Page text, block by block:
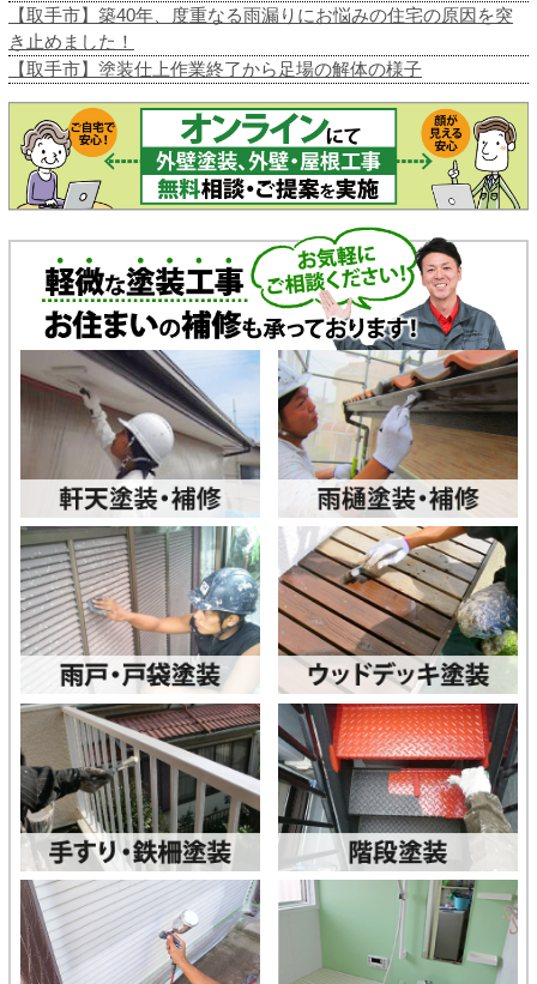
【取手市】築40年、度重なる雨漏りにお悩みの住宅の原因を突
き止めました！
【取手市】塗装仕上作業終了から足場の解体の様子